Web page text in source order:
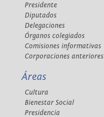
Presidente
Diputados
Delegaciones
Órganos colegiados
Comisiones informativas
Corporaciones anteriores
Áreas
Cultura
Bienestar Social
Presidencia